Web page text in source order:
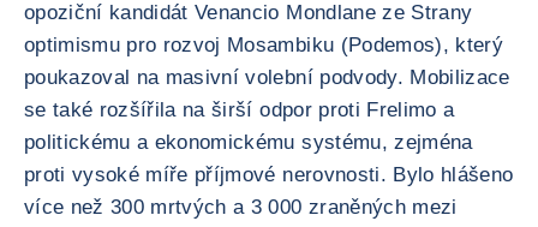
opoziční kandidát Venancio Mondlane ze Strany
optimismu pro rozvoj Mosambiku (Podemos), který
poukazoval na masivní volební podvody. Mobilizace
se také rozšířila na širší odpor proti Frelimo a
politickému a ekonomickému systému, zejména
proti vysoké míře příjmové nerovnosti. Bylo hlášeno
více než 300 mrtvých a 3 000 zraněných mezi